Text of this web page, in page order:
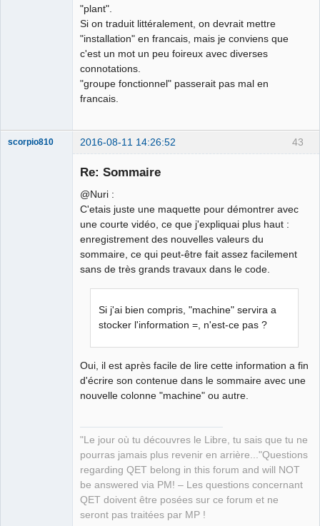
"plant".
Si on traduit littéralement, on devrait mettre
"installation" en francais, mais je conviens que
c'est un mot un peu foireux avec diverses
connotations.
"groupe fonctionnel" passerait pas mal en
francais.
43
scorpio810 2016-08-11 14:26:52
Re: Sommaire
@Nuri :
C'etais juste une maquette pour démontrer avec
une courte vidéo, ce que j'expliquai plus haut :
enregistrement des nouvelles valeurs du
sommaire, ce qui peut-être fait assez facilement
sans de très grands travaux dans le code.
Si j'ai bien compris, "machine" servira a
stocker l'information =, n'est-ce pas ?
Oui, il est après facile de lire cette information a fin
d'écrire son contenue dans le sommaire avec une
nouvelle colonne "machine" ou autre.
"Le jour où tu découvres le Libre, tu sais que tu ne
pourras jamais plus revenir en arrière..."Questions
regarding QET belong in this forum and will NOT
be answered via PM! – Les questions concernant
QET doivent être posées sur ce forum et ne
seront pas traitées par MP !